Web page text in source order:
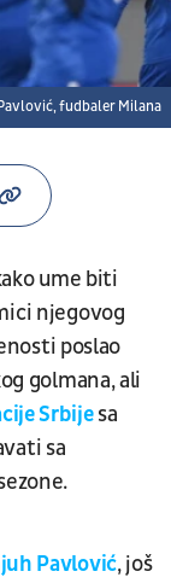
fudbaler Milana
ume biti
njegovog
poslao
golmana, ali
Srbijesa
sa
Pavlović, još